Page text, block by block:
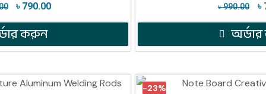
৳ 790.00
করুন
৳990.00 ৳
-23%